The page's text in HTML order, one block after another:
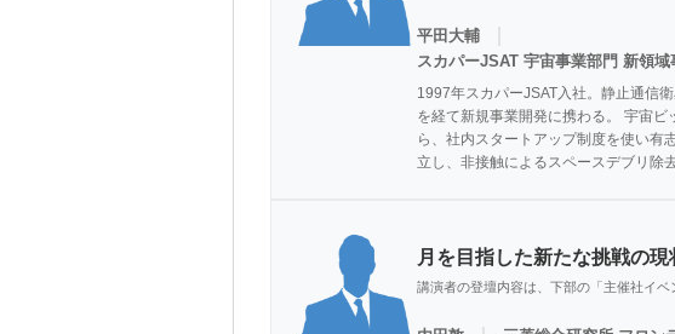
平田大輔
スカパーJSAT 宇宙事業部門 新領
1997年スカパーJSAT入社。静止通信
を経て新規事業開発に携わる。 宇宙
ら、社内スタートアップ制度を使い有
立し、非接触によるスペースデブリ除
月を目指した新たな挑戦の
講演者の登壇内容は、下部の「主催社イベ